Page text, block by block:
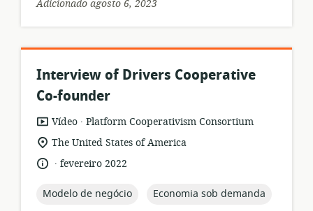
Adicionado agosto 6, 2023
Interview of Drivers Cooperative
Co-founder
formato
de
recurso:
Vídeo .
Editor:Platform Cooperativism Consortium
local
de
relevância:
The United States of America
idioma:
.
data
publicação:
fevereiro 2022
topic:
Modelo de negócio topic:
Economia sob demanda